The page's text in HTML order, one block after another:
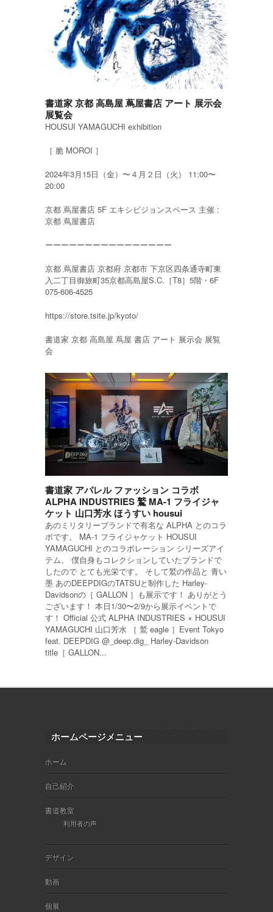
書道家 京都 高島屋 蔦屋書店 アート 展示会
展覧会
HOUSUI YAMAGUCHI exhibition
［ 脆 MOROI ］
2024年3月15日（金）〜４月２日（火） 11:00〜
20:00
京都 蔦屋書店 5F エキシビジョンスペース 主催 :
京都 蔦屋書店
ーーーーーーーーーーーーーーーー
京都 蔦屋書店 京都府 京都市 下京区四条通寺町東
入二丁目御旅町35京都高島屋S.C.［T8］5階・6F
075-606-4525
https://store.tsite.jp/kyoto/
書道家 京都 高島屋 蔦屋 書店 アート 展示会 展覧
会
書道家 アパレル ファッション コラボ
ALPHA INDUSTRIES 鷲 MA-1 フライジャ
ケット 山口芳水 ほうすい housui
あのミリタリーブランドで有名な ALPHA とのコラ
ボです。 MA-1 フライジャケット HOUSUI
YAMAGUCHI とのコラボレーション シリーズアイ
テム。 僕自身もコレクションしていたブランドで
したので とても光栄です。 そして鷲の作品と 青い
墨 あのDEEPDIGのTATSUと制作した Harley-
Davidsonの［ GALLON ］も展示です！ ありがとう
ございます！ 本日1/30〜2/9から展示イベントで
す！ Official 公式 ALPHA INDUSTRIES × HOUSUI
YAMAGUCHI 山口芳水 ［ 鷲 eagle ］Event Tokyo
feat. DEEPDIG @_deep.dig_ Harley-Davidson
title［ GALLON...
ホームページメニュー
ホーム
自己紹介
書道教室
利用者の声
デザイン
動画
個展